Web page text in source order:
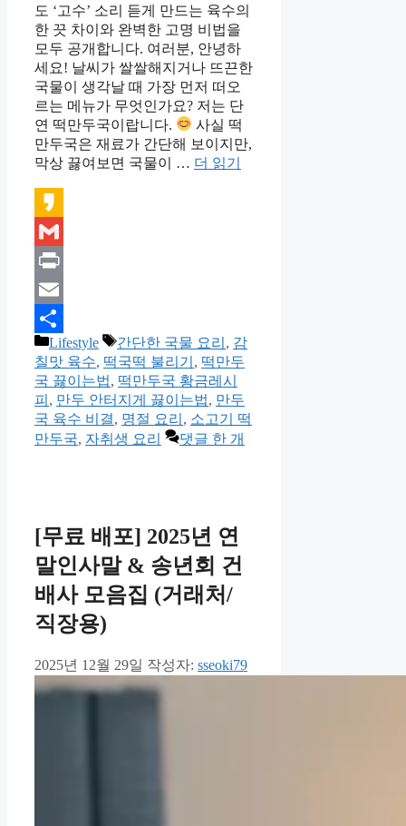
도 ‘고수’ 소리 듣게 만드는 육수의
한 끗 차이와 완벽한 고명 비법을
모두 공개합니다. 여러분, 안녕하
세요! 날씨가 쌀쌀해지거나 뜨끈한
국물이 생각날 때 가장 먼저 떠오
르는 메뉴가 무엇인가요? 저는 단
연 떡만두국이랍니다.
사실 떡
만두국은 재료가 간단해 보이지만,
막상 끓여보면 국물이 … 더 읽기
Kakao
Gmail
Print
Email
Share
카
테
고
리
Lifestyle
태
그
간단한 국물 요리 , 감
칠맛 육수, 떡국떡 불리기 , 떡만두
국 끓이는법, 떡만두국 황금레시
피 , 만두 안터지게 끓이는법, 만두
국 육수 비결, 명절 요리 , 소고기 떡
만두국, 자취생 요리 댓글 한 개
[무료 배포] 2025년 연
말인사말 & 송년회 건
배사 모음집 (거래처/
직장용)
2025년 12월 29일 작성자: sseoki79